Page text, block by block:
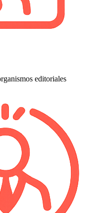
editoriales